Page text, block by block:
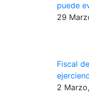
puede
29
Fiscal
2